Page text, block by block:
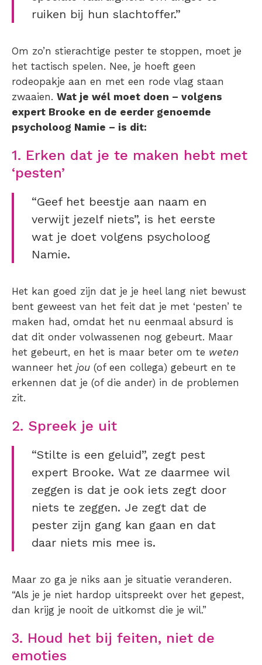
ruiken bij hun slachtoffer.”
Om zo’n stierachtige pester te stoppen, moet je
het tactisch spelen. Nee, je hoeft geen
rodeopakje aan en met een rode vlag staan
zwaaien. Wat je wél moet doen – volgens
expert Brooke en de eerder genoemde
psycholoog Namie – is dit:
1. Erken dat je te maken hebt met
‘pesten’
“Geef het beestje aan naam en
verwijt jezelf niets”, is het eerste
wat je doet volgens psycholoog
Namie.
Het kan goed zijn dat je je heel lang niet bewust
bent geweest van het feit dat je met ‘pesten’ te
maken had, omdat het nu eenmaal absurd is
dat dit onder volwassenen nog gebeurt. Maar
het gebeurt, en het is maar beter om te weten
wanneer het jou (of een collega) gebeurt en te
erkennen dat je (of die ander) in de problemen
zit.
2. Spreek je uit
“Stilte is een geluid”, zegt pest
expert Brooke. Wat ze daarmee wil
zeggen is dat je ook iets zegt door
niets te zeggen. Je zegt dat de
pester zijn gang kan gaan en dat
daar niets mis mee is.
Maar zo ga je niks aan je situatie veranderen.
“Als je je niet hardop uitspreekt over het gepest,
dan krijg je nooit de uitkomst die je wil.”
3. Houd het bij feiten, niet de
emoties